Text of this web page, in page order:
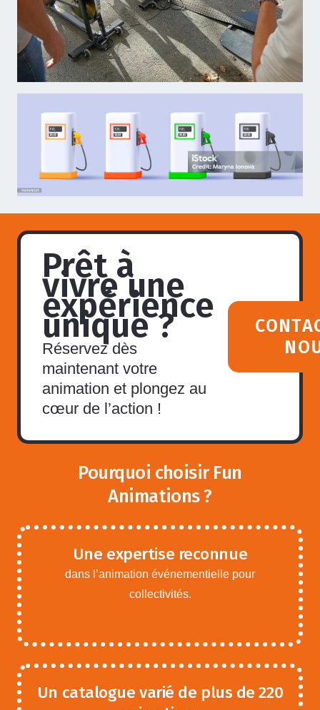
Prêt à
vivre une
expérience
unique ?
Réservez dès
maintenant votre
animation et plongez au
cœur de l’action !
Pourquoi choisir Fun
Animations ?
Une expertise reconnue
dans l’animation événementielle pour
collectivités.
Un catalogue varié de plus de 220